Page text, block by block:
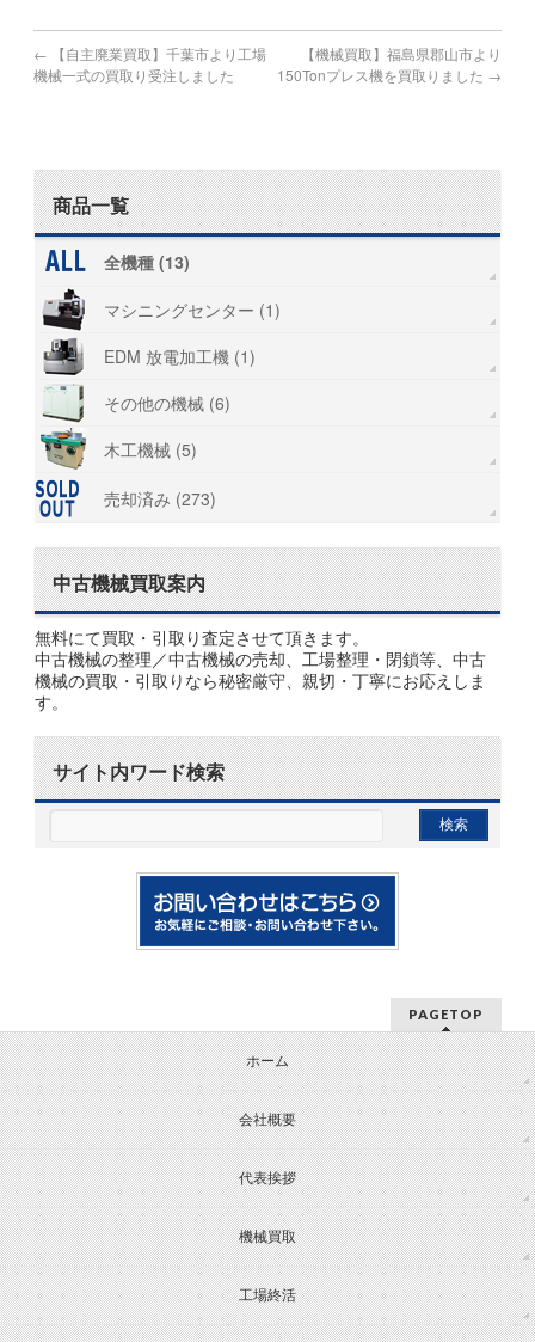
← 【自主廃業買取】千葉市より工場
機械一式の買取り受注しました
【機械買取】福島県郡山市より
150Tonプレス機を買取りました →
商品一覧
全機種 (13)
マシニングセンター (1)
EDM 放電加工機 (1)
その他の機械 (6)
木工機械 (5)
売却済み (273)
中古機械買取案内
無料にて買取・引取り査定させて頂きます。
中古機械の整理／中古機械の売却、工場整理・閉鎖等、中古
機械の買取・引取りなら秘密厳守、親切・丁寧にお応えしま
す。
サイト内ワード検索
PAGETOP
ホーム
会社概要
代表挨拶
機械買取
工場終活